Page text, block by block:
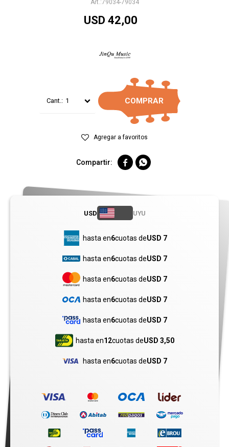
79034-79034
USD 42,00
1 COMPRAR
 
USD UYU
hasta en6cuotas deUSD 7
hasta en6cuotas deUSD 7
hasta en6cuotas deUSD 7
hasta en6cuotas deUSD 7
hasta en6cuotas deUSD 7
hasta en12cuotas deUSD 3,50
hasta en6cuotas deUSD 7